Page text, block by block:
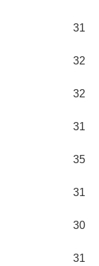
31
32
32
31
35
31
30
31